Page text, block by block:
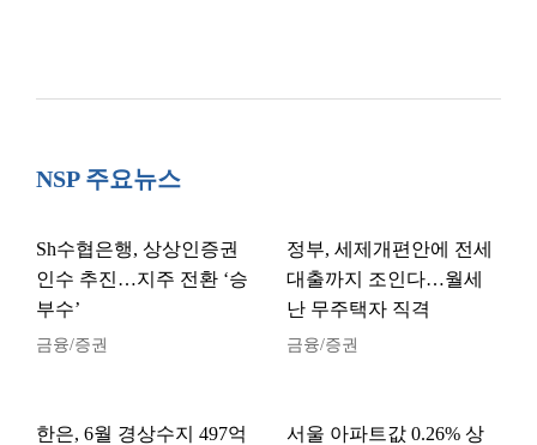
NSP 주요뉴스
Sh수협은행, 상상인증권
인수 추진…지주 전환 ‘승
부수’
금융/증권
정부, 세제개편안에 전세
대출까지 조인다…월세
난 무주택자 직격
금융/증권
한은, 6월 경상수지 497억
서울 아파트값 0.26% 상